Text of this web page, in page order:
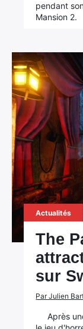
pendant
Mansion 2.
Actualités
The
sur
Par Julien
Après